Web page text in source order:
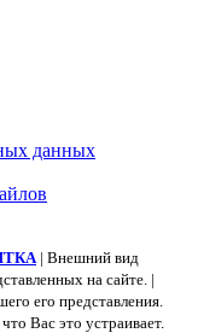
данных
| Внешний вид
на сайте. |
его представления.
Вас это устраивает.